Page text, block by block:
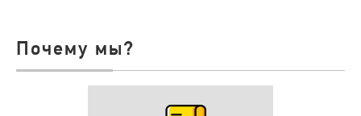
Почему мы?